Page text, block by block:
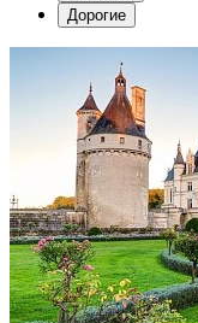
Дорогие